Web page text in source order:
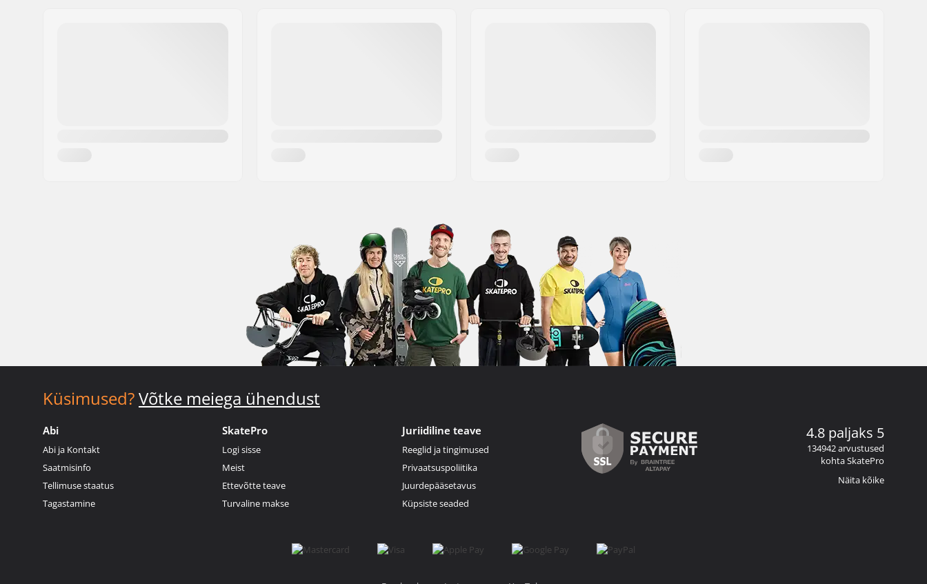
Küsimused?Võtke meiega ühendust
Abi
Abi ja Kontakt
Saatmisinfo
Tellimuse staatus
Tagastamine
SkatePro
Logi sisse
Meist
Ettevõtte teave
Turvaline makse
Juriidiline teave
Reeglid ja tingimused
Privaatsuspoliitika
Juurdepääsetavus
Küpsiste seaded
4.8 paljaks 5
134942 arvustused
kohta SkatePro
Näita kõike